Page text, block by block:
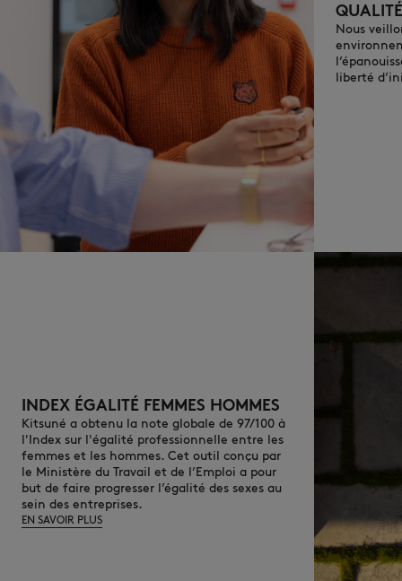
Nous
liberté
INDEX ÉGALITÉ FEMMES HOMMES
Kitsuné a obtenu la note globale de 97/100 à
l'Index sur l'égalité professionnelle entre les
femmes et les hommes. Cet outil conçu par
le Ministère du Travail et de l’Emploi a pour
but de faire progresser l’égalité des sexes au
sein des entreprises.
EN SAVOIR PLUS